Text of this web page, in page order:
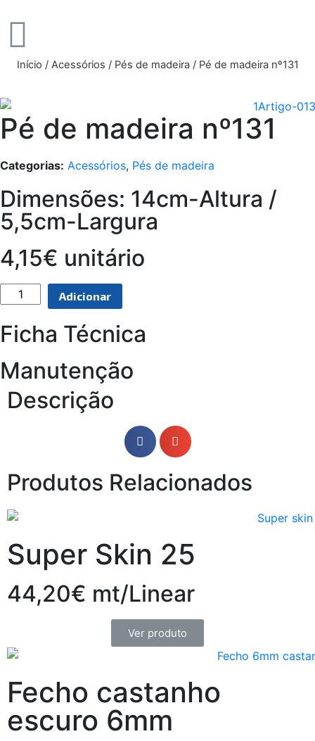
Início / Acessórios / Pés de madeira/ Pé de madeira nº131
Pé de madeira nº131
Categorias: Acessórios, Pés de madeira
Dimensões: 14cm-Altura /
5,5cm-Largura
4,15€ unitário
Adicionar
Ficha Técnica
Manutenção
Descrição
Produtos Relacionados
Super Skin 25
44,20€ mt/Linear
Ver produto
Fecho castanho
escuro 6mm